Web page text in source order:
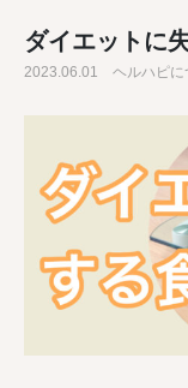
ダイエットに
2023.06.01 ヘルハピに